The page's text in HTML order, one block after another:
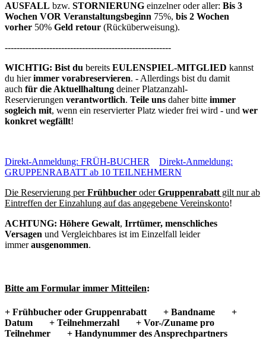
AUSFALL bzw. STORNIERUNG einzelner oder aller: Bis 3
Wochen VOR Veranstaltungsbeginn 75%, bis 2 Wochen
vorher 50% Geld retour (Rücküberweisung).
--------------------------------------------------------
WICHTIG: Bist du bereits EULENSPIEL-MITGLIED kannst
du hierimmer vorabreservieren. - Allerdings bist du damit
auch für die Aktuellhaltung deiner Platzanzahl-
Reservierungen verantwortlich. Teile uns daher bitte immer
sogleich mit, wenn ein reservierter Platz wieder frei wird - und wer
konkret wegfällt!
Direkt-Anmeldung: FRÜH-BUCHER
Direkt-Anmeldung:
GRUPPENRABATT ab 10 TEILNEHMERN
Die Reservierung perFrühbucher oderGruppenrabatt gilt nur ab
Eintreffen der Einzahlung auf das angegebene Vereinskonto!
ACHTUNG: Höhere Gewalt, Irrtümer, menschliches
Versagen und Vergleichbares ist im Einzelfall leider
immerausgenommen.
Bitte am Formular immer Mitteilen:
+ Frühbucher oder Gruppenrabatt + Bandname +
Datum + Teilnehmerzahl + Vor-/Zuname pro
Teilnehmer + Handynummer des Ansprechpartners